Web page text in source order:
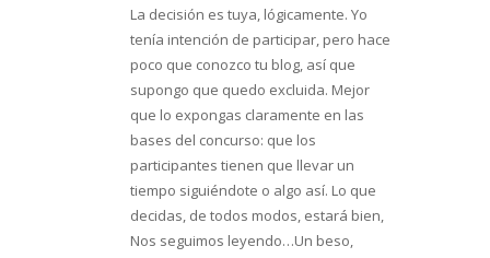
La decisión es tuya, lógicamente. Yo
tenía intención de participar, pero hace
poco que conozco tu blog, así que
supongo que quedo excluida. Mejor
que lo expongas claramente en las
bases del concurso: que los
participantes tienen que llevar un
tiempo siguiéndote o algo así. Lo que
decidas, de todos modos, estará bien,
Nos seguimos leyendo…Un beso,